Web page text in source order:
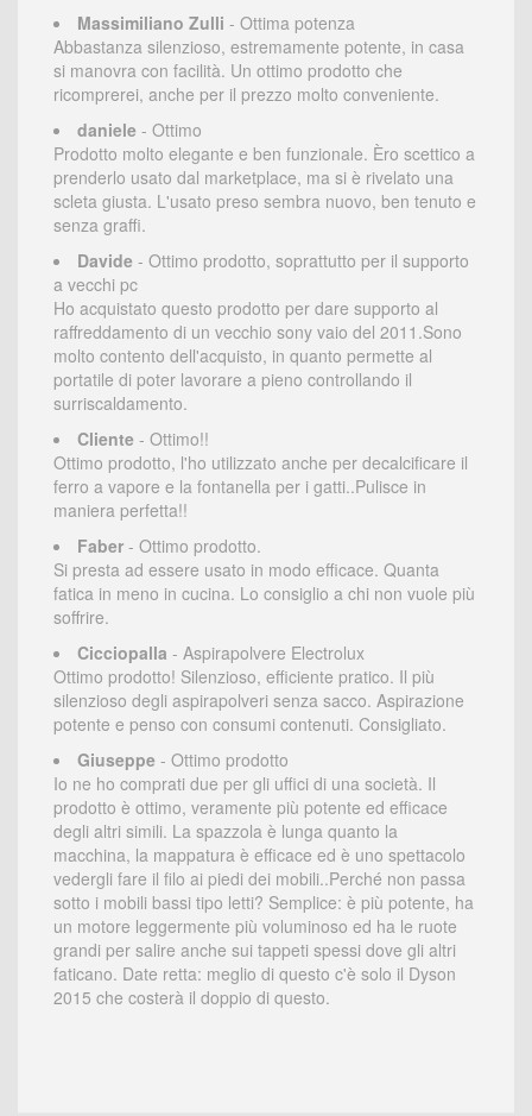
Massimiliano Zulli - Ottima potenza
Abbastanza silenzioso, estremamente potente, in casa
si manovra con facilità. Un ottimo prodotto che
ricomprerei, anche per il prezzo molto conveniente.
daniele - Ottimo
Prodotto molto elegante e ben funzionale. Èro scettico a
prenderlo usato dal marketplace, ma si è rivelato una
scleta giusta. L'usato preso sembra nuovo, ben tenuto e
senza graffi.
Davide - Ottimo prodotto, soprattutto per il supporto
a vecchi pc
Ho acquistato questo prodotto per dare supporto al
raffreddamento di un vecchio sony vaio del 2011.Sono
molto contento dell'acquisto, in quanto permette al
portatile di poter lavorare a pieno controllando il
surriscaldamento.
Cliente - Ottimo!!
Ottimo prodotto, l'ho utilizzato anche per decalcificare il
ferro a vapore e la fontanella per i gatti..Pulisce in
maniera perfetta!!
Faber - Ottimo prodotto.
Si presta ad essere usato in modo efficace. Quanta
fatica in meno in cucina. Lo consiglio a chi non vuole più
soffrire.
Cicciopalla - Aspirapolvere Electrolux
Ottimo prodotto! Silenzioso, efficiente pratico. Il più
silenzioso degli aspirapolveri senza sacco. Aspirazione
potente e penso con consumi contenuti. Consigliato.
Giuseppe - Ottimo prodotto
Io ne ho comprati due per gli uffici di una società. Il
prodotto è ottimo, veramente più potente ed efficace
degli altri simili. La spazzola è lunga quanto la
macchina, la mappatura è efficace ed è uno spettacolo
vedergli fare il filo ai piedi dei mobili..Perché non passa
sotto i mobili bassi tipo letti? Semplice: è più potente, ha
un motore leggermente più voluminoso ed ha le ruote
grandi per salire anche sui tappeti spessi dove gli altri
faticano. Date retta: meglio di questo c'è solo il Dyson
2015 che costerà il doppio di questo.